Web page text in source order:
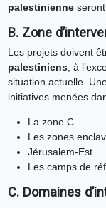
palestinienneseront
B. Zone
Les projets doivent
palestiniens, à
situation actuelle.
initiatives menées
La zone C
Les zones
Jérusalem-Est
Les camps de
C. Domaines